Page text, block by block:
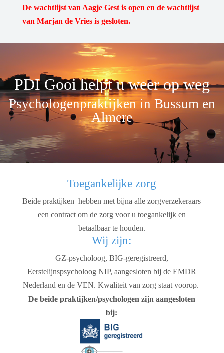
De wachtlijst van Aagje Gest is open en de wachtlijst
van Marjan de Vries is gesloten.
PDI Gooi helpt u weer op weg
Psychologenpraktijken in Bussum en
Almere
Toegankelijke zorg
Beide praktijken hebben met bijna alle zorgverzekeraars
een contract om de zorg voor u toegankelijk en
betaalbaar te houden.
Wij zijn:
GZ-psycholoog, BIG-geregistreerd,
Eerstelijnspsycholoog NIP, aangesloten bij de EMDR
Nederland en de VEN. Kwaliteit van zorg staat voorop.
De beide praktijken/psychologen zijn aangesloten
bij: